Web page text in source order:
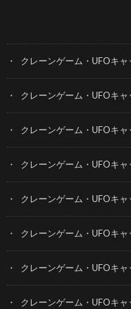
クレーンゲーム・UFOキャ
クレーンゲーム・UFOキ
クレーンゲーム・UFOキ
クレーンゲーム・UFOキ
クレーンゲーム・UFOキ
クレーンゲーム・UFOキ
クレーンゲーム・UFOキ
クレーンゲーム・UFOキ